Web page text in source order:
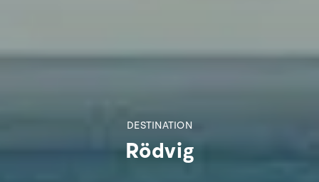
DESTINATION
Rödvig